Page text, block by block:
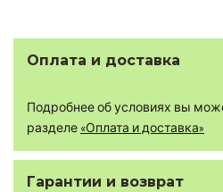
Оплата и доставка
Подробнее об условиях вы
разделе «Оплата и доставка»
Гарантии и возврат